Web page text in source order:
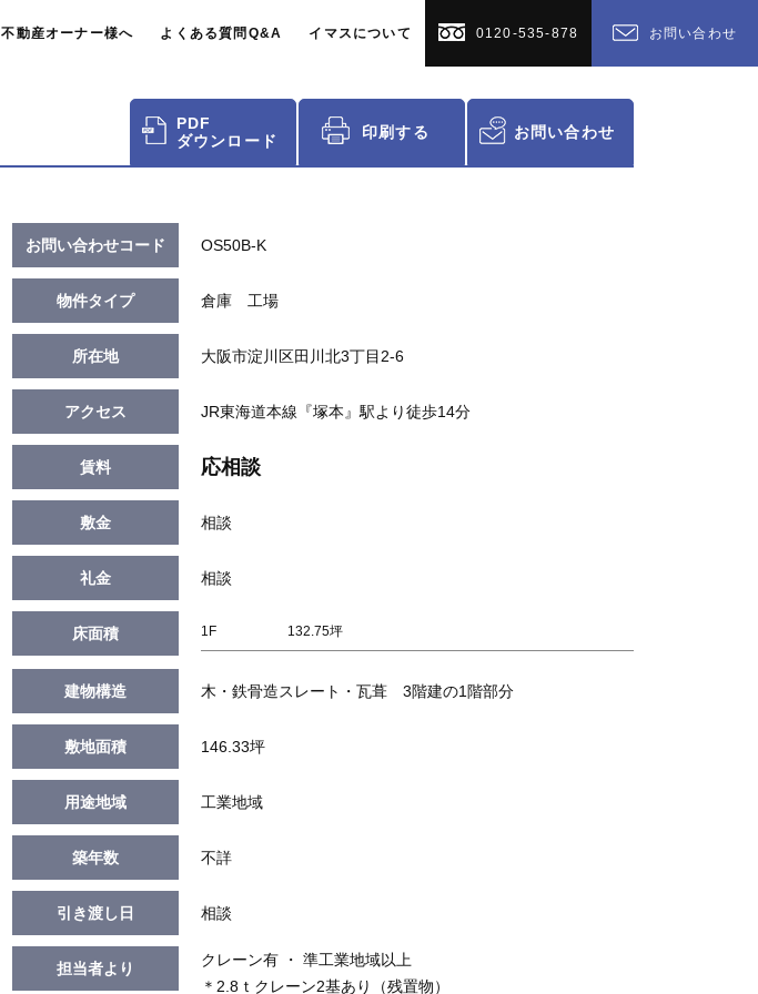
不動産オーナー様へ よくある質問Q&A イマスについて 0120-535-878 お問い合わせ
PDF
ダウンロード
印刷する お問い合わせ
お問い合わせコード OS50B-K
物件タイプ 倉庫 工場
所在地 大阪市淀川区田川北3丁目2-6
アクセス JR東海道本線『塚本』駅より徒歩14分
賃料 応相談
敷金 相談
礼金 相談
床面積 1F 132.75坪
建物構造 木・鉄骨造スレート・瓦葺 3階建の1階部分
敷地面積 146.33坪
用途地域 工業地域
築年数 不詳
引き渡し日 相談
担当者より
クレーン有 ・ 準工業地域以上
＊2.8ｔクレーン2基あり（残置物）